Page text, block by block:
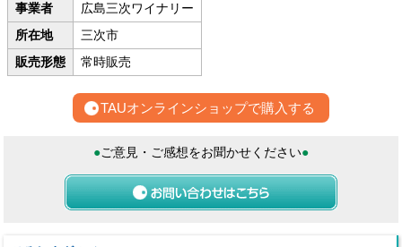
事業者
広島三次ワイナリー
所在地
三次市
販売形態
常時販売
TAUオンラインショップで購入する
●ご意見・ご感想をお聞かせください●